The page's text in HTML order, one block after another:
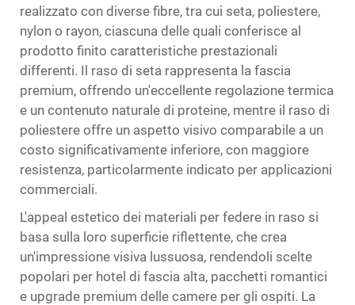
realizzato con diverse fibre, tra cui seta, poliestere,
nylon o rayon, ciascuna delle quali conferisce al
prodotto finito caratteristiche prestazionali
differenti. Il raso di seta rappresenta la fascia
premium, offrendo un'eccellente regolazione termica
e un contenuto naturale di proteine, mentre il raso di
poliestere offre un aspetto visivo comparabile a un
costo significativamente inferiore, con maggiore
resistenza, particolarmente indicato per applicazioni
commerciali.
L'appeal estetico dei materiali per federe in raso si
basa sulla loro superficie riflettente, che crea
un'impressione visiva lussuosa, rendendoli scelte
popolari per hotel di fascia alta, pacchetti romantici
e upgrade premium delle camere per gli ospiti. La